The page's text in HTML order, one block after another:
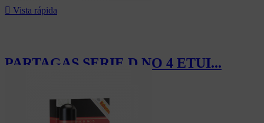
 Vista rápida
PARTAGAS SERIE D NO 4 ETUI...